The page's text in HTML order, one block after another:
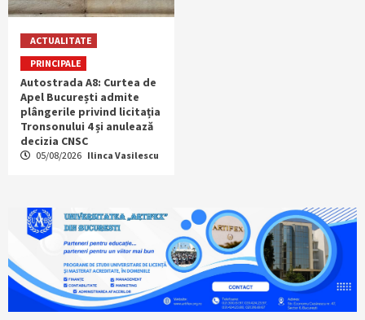
ACTUALITATE
PRINCIPALE
Autostrada A8: Curtea de
Apel București admite
plângerile privind licitația
Tronsonului 4 și anulează
decizia CNSC
05/08/2026 Ilinca Vasilescu